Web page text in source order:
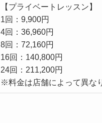
【プライベートレッスン】
1回：9,900円
4回：36,960円
8回：72,160円
16回：140,800円
24回：211,200円
※料金は店舗によって異な